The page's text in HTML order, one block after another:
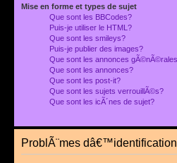
Mise en forme et types de sujet
Que sont les BBCodes?
Puis-je utiliser le HTML?
Que sont les smileys?
Puis-je publier des images?
Que sont les annonces
Que sont les annonces?
Que sont les post-it?
Que sont les sujets verrouillÃ©s?
Que sont les icÃ´nes de sujet?
ProblÃ¨mes